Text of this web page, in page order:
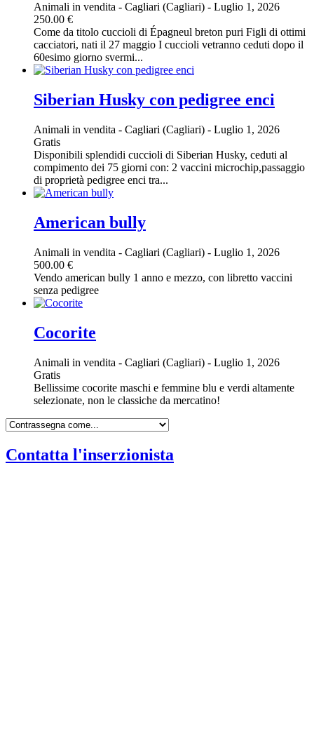
Animali in vendita - Cagliari (Cagliari) - Luglio 1, 2026
250.00 €
Come da titolo cuccioli di Épagneul breton puri Figli di ottimi
cacciatori, nati il 27 maggio I cuccioli vetranno ceduti dopo il
60esimo giorno svermi...
Siberian Husky con pedigree enci
Animali in vendita - Cagliari (Cagliari) - Luglio 1, 2026
Gratis
Disponibili splendidi cuccioli di Siberian Husky, ceduti al
compimento dei 75 giorni con: 2 vaccini microchip,passaggio
di proprietà pedigree enci tra...
American bully
Animali in vendita - Cagliari (Cagliari) - Luglio 1, 2026
500.00 €
Vendo american bully 1 anno e mezzo, con libretto vaccini
senza pedigree
Cocorite
Animali in vendita - Cagliari (Cagliari) - Luglio 1, 2026
Gratis
Bellissime cocorite maschi e femmine blu e verdi altamente
selezionate, non le classiche da mercatino!
Contatta l'inserzionista